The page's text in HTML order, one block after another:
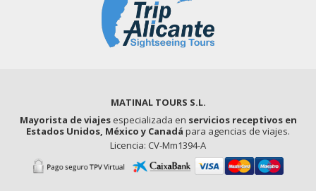
MATINAL TOURS S.L.
Mayorista de viajesespecializada en servicios receptivos en
Estados Unidos, México y Canadá para agencias de viajes.
Licencia: CV-Mm1394-A